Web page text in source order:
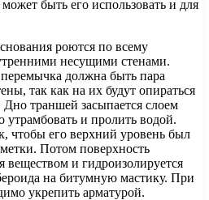
быть его использовать и для
роются по всему
несущими стенами.
должна быть пара
так как на их будут опираться
траншей засыпается слоем
утрамбовать и пролить водой.
чтобы его верхний уровень был
Потом поверхность
веществом и гидроизолируется
на битумную мастику. При
укрепить арматурой.